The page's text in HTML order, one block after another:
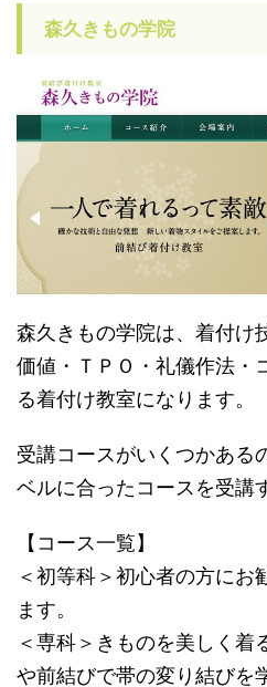
森久きもの学院
森久きもの学院は、着付け
価値・ＴＰＯ・礼儀作法・
る着付け教室になります。
受講コースがいくつかある
ベルに合ったコースを受講
【コース一覧】
＜初等科＞初心者の方にお
ます。
＜専科＞きものを美しく着
や前結びで帯の変り結びを